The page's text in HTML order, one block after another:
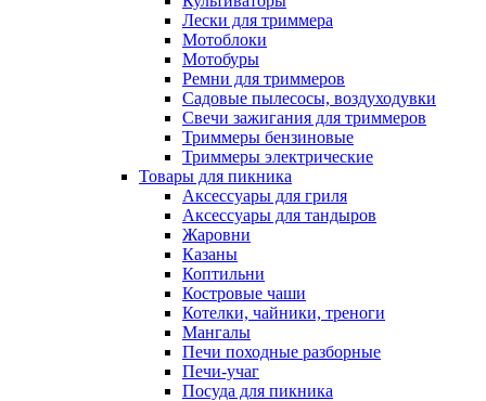
Лески для триммера
Мотоблоки
Мотобуры
Ремни для триммеров
Садовые пылесосы, воздуходувки
Свечи зажигания для триммеров
Триммеры бензиновые
Триммеры электрические
Товары для пикника
Аксессуары для гриля
Аксессуары для тандыров
Жаровни
Казаны
Коптильни
Костровые чаши
Котелки, чайники, треноги
Мангалы
Печи походные разборные
Печи-учаг
Посуда для пикника